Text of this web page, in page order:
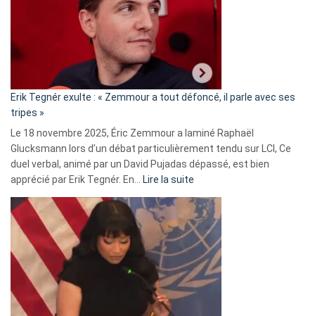
secrète
«
C’est
fake
news
»
Erik Tegnér exulte : « Zemmour a tout défoncé, il parle avec ses
tripes »
Le 18 novembre 2025, Éric Zemmour a laminé Raphaël
Glucksmann lors d’un débat particulièrement tendu sur LCI, Ce
duel verbal, animé par un David Pujadas dépassé, est bien
apprécié par Erik Tegnér. En…
Lire la suite
Tegnér
exulte
« Zemmour
a
tout